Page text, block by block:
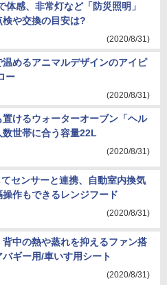
体感、非常灯など「防災照明」
や交換の目安は?
(2020/8/31)
温めるアニマルデザインのアイピ
ー
(2020/8/31)
けるウォーターオーブン「ヘル
数世帯に合う容量22L
(2020/8/31)
センサーと連携、自動室内換気
作もできるレンジフード
(2020/8/31)
背中の熱や蒸れを抑えるファン搭
ギー用/車いす用シート
(2020/8/31)